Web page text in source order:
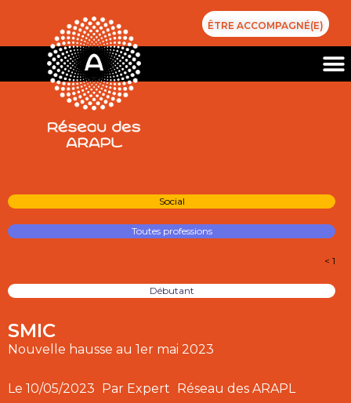
ÊTRE ACCOMPAGNÉ(E)
Social
Toutes professions
< 1
Débutant
SMIC
Nouvelle hausse au 1er mai 2023
Le 10/05/2023 Par Expert Réseau des ARAPL